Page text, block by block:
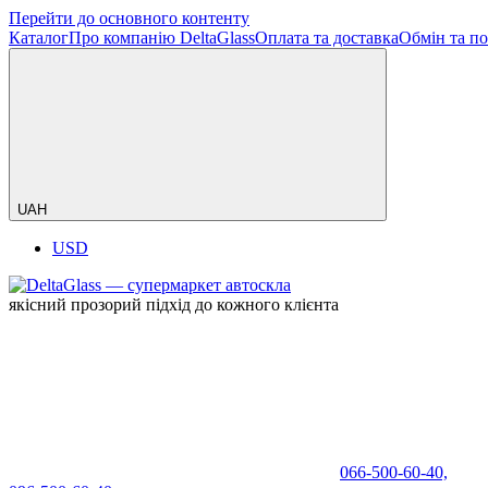
Перейти до основного контенту
КаталогПро компанію DeltaGlassОплата та доставкаОбмін та
UAH
USD
якісний прозорий підхід до кожного клієнта
066-500-60-40,